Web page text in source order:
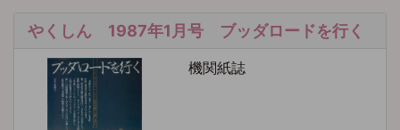
やくしん 1987年1月号 ブッダロードを行く
機関紙誌